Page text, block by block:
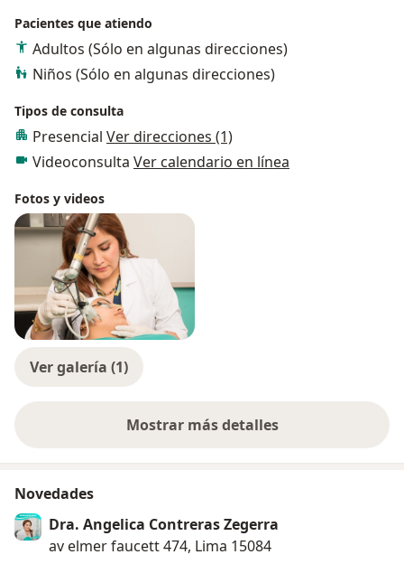
Pacientes que atiendo
Adultos (Sólo en algunas direcciones)
Niños (Sólo en algunas direcciones)
Tipos de consulta
Presencial Ver direcciones (1)
Videoconsulta Ver calendario en línea
Fotos y videos
Ver galería (1)
Mostrar más detalles
sobre la experiencia
Novedades
Dra. Angelica Contreras Zegerra
av elmer faucett 474, Lima 15084